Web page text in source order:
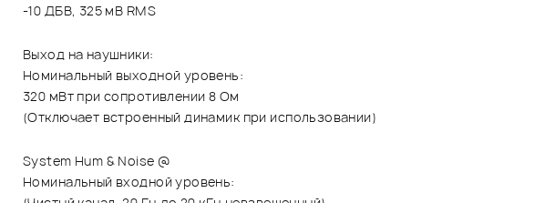
-10 ДБВ, 325 мВ RMS
Выход на наушники:
Номинальный выходной уровень:
320 мВт при сопротивлении 8 Ом
(Отключает встроенный динамик при использовании)
System Hum & Noise @
Номинальный входной уровень: